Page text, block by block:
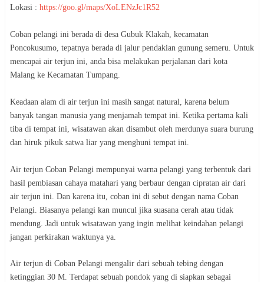
Lokasi : https://goo.gl/maps/XoLENzJc1R52
Coban pelangi ini berada di desa Gubuk Klakah, kecamatan
Poncokusumo, tepatnya berada di jalur pendakian gunung semeru. Untuk
mencapai air terjun ini, anda bisa melakukan perjalanan dari kota
Malang ke Kecamatan Tumpang.
Keadaan alam di air terjun ini masih sangat natural, karena belum
banyak tangan manusia yang menjamah tempat ini. Ketika pertama kali
tiba di tempat ini, wisatawan akan disambut oleh merdunya suara burung
dan hiruk pikuk satwa liar yang menghuni tempat ini.
Air terjun Coban Pelangi mempunyai warna pelangi yang terbentuk dari
hasil pembiasan cahaya matahari yang berbaur dengan cipratan air dari
air terjun ini. Dan karena itu, coban ini di sebut dengan nama Coban
Pelangi. Biasanya pelangi kan muncul jika suasana cerah atau tidak
mendung. Jadi untuk wisatawan yang ingin melihat keindahan pelangi
jangan perkirakan waktunya ya.
Air terjun di Coban Pelangi mengalir dari sebuah tebing dengan
ketinggian 30 M. Terdapat sebuah pondok yang di siapkan sebagai